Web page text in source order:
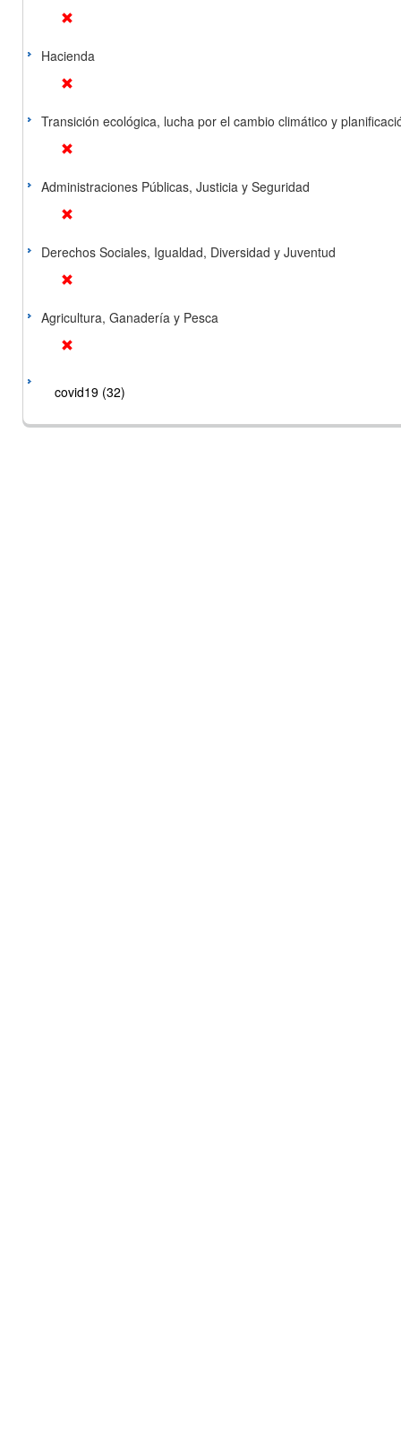
Hacienda
Transición ecológica, lucha por el cambio climático y
Administraciones Públicas, Justicia y Seguridad
Derechos Sociales, Igualdad, Diversidad y Juventud
Agricultura, Ganadería y Pesca
covid19 (32)